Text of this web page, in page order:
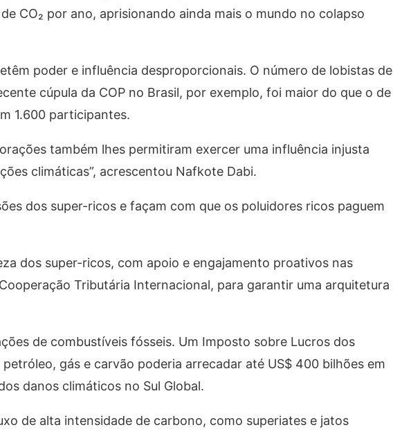
CO₂ por ano, aprisionando ainda mais o mundo no colapso
poder e influência desproporcionais. O número de lobistas de
cúpula da COP no Brasil, por exemplo, foi maior do que o de
1.600 participantes.
também lhes permitiram exercer uma influência injusta
climáticas”, acrescentou Nafkote Dabi.
dos super-ricos e façam com que os poluidores ricos paguem
dos super-ricos, com apoio e engajamento proativos nas
Tributária Internacional, para garantir uma arquitetura
de combustíveis fósseis. Um Imposto sobre Lucros dos
gás e carvão poderia arrecadar até US$ 400 bilhões em
danos climáticos no Sul Global.
de alta intensidade de carbono, como superiates e jatos